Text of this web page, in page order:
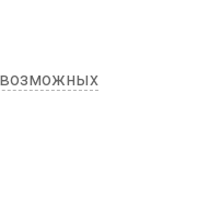
возможных